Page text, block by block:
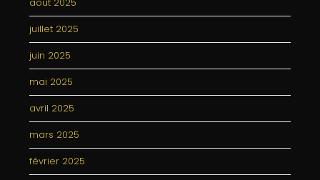
juillet 2025
juin 2025
mai 2025
avril 2025
mars 2025
février 2025